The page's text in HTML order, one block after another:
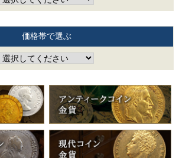
価格帯で選ぶ